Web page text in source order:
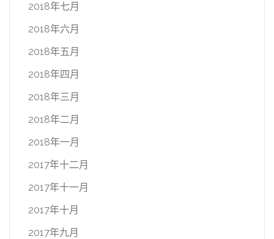
2018年七月
2018年六月
2018年五月
2018年四月
2018年三月
2018年二月
2018年一月
2017年十二月
2017年十一月
2017年十月
2017年九月